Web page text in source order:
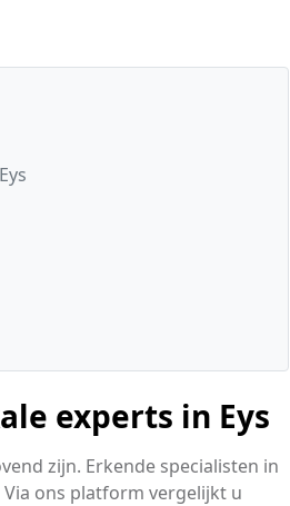
experts in Eys
zijn. Erkende specialisten in
ons platform vergelijkt u